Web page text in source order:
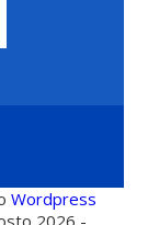
Wordpress
2026 -